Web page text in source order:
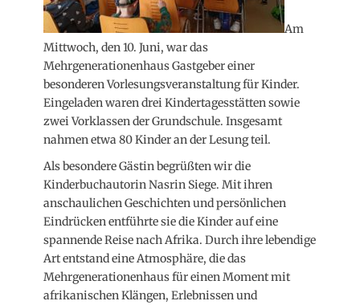
Am
Mittwoch, den 10. Juni, war das
Mehrgenerationenhaus Gastgeber einer
besonderen Vorlesungsveranstaltung für Kinder.
Eingeladen waren drei Kindertagesstätten sowie
zwei Vorklassen der Grundschule. Insgesamt
nahmen etwa 80 Kinder an der Lesung teil.
Als besondere Gästin begrüßten wir die
Kinderbuchautorin Nasrin Siege. Mit ihren
anschaulichen Geschichten und persönlichen
Eindrücken entführte sie die Kinder auf eine
spannende Reise nach Afrika. Durch ihre lebendige
Art entstand eine Atmosphäre, die das
Mehrgenerationenhaus für einen Moment mit
afrikanischen Klängen, Erlebnissen und